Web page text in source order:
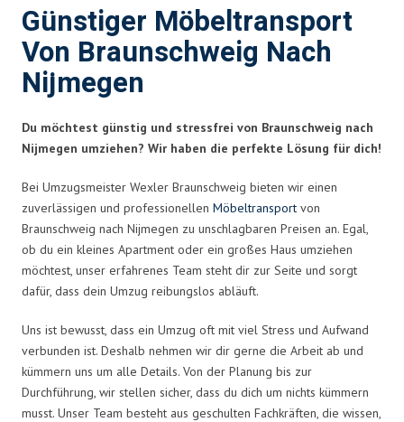
Günstiger Möbeltransport
Von Braunschweig Nach
Nijmegen
Du möchtest günstig und stressfrei von Braunschweig nach
Nijmegen umziehen? Wir haben die perfekte Lösung für dich!
Bei Umzugsmeister Wexler Braunschweig bieten wir einen
zuverlässigen und professionellen Möbeltransport von
Braunschweig nach Nijmegen zu unschlagbaren Preisen an. Egal,
ob du ein kleines Apartment oder ein großes Haus umziehen
möchtest, unser erfahrenes Team steht dir zur Seite und sorgt
dafür, dass dein Umzug reibungslos abläuft.
Uns ist bewusst, dass ein Umzug oft mit viel Stress und Aufwand
verbunden ist. Deshalb nehmen wir dir gerne die Arbeit ab und
kümmern uns um alle Details. Von der Planung bis zur
Durchführung, wir stellen sicher, dass du dich um nichts kümmern
musst. Unser Team besteht aus geschulten Fachkräften, die wissen,